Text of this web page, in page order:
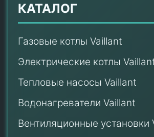
КАТАЛОГ
Газовые котлы Vaillant
Электрические котлы
Тепловые насосы Vaillant
Водонагреватели Vaillant
Вентиляционные установки